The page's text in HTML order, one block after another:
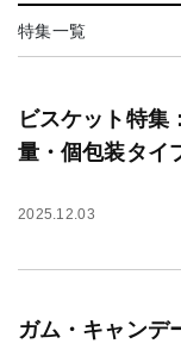
特集一覧
ビスケット特
量・個包装タイ
2025.12.03
ガム・キャンデ